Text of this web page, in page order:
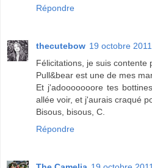
Répondre
thecutebow 19 octobre
Félicitations, je suis contente
Pull&bear est une de mes
Et j'adooooooore tes
allée voir, et j'aurais craqué
Bisous, bisous, C.
Répondre